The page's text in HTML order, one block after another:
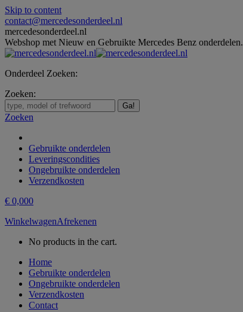
Skip to content
contact@mercedesonderdeel.nl
mercedesonderdeel.nl
Webshop met Nieuw en Gebruikte Mercedes Benz onderdelen.
Onderdeel Zoeken:
Zoeken:
Zoeken
Gebruikte onderdelen
Leveringscondities
Ongebruikte onderdelen
Verzendkosten
€ 0,000
WinkelwagenAfrekenen
No products in the cart.
Home
Gebruikte onderdelen
Ongebruikte onderdelen
Verzendkosten
Contact